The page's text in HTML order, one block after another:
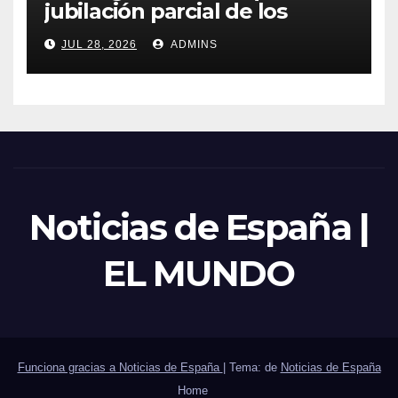
jubilación parcial de los
trabajadores laborales del
sector público
JUL 28, 2026 ADMINS
Noticias de España |
EL MUNDO
Funciona gracias a Noticias de España Tema: de Noticias de España
Home